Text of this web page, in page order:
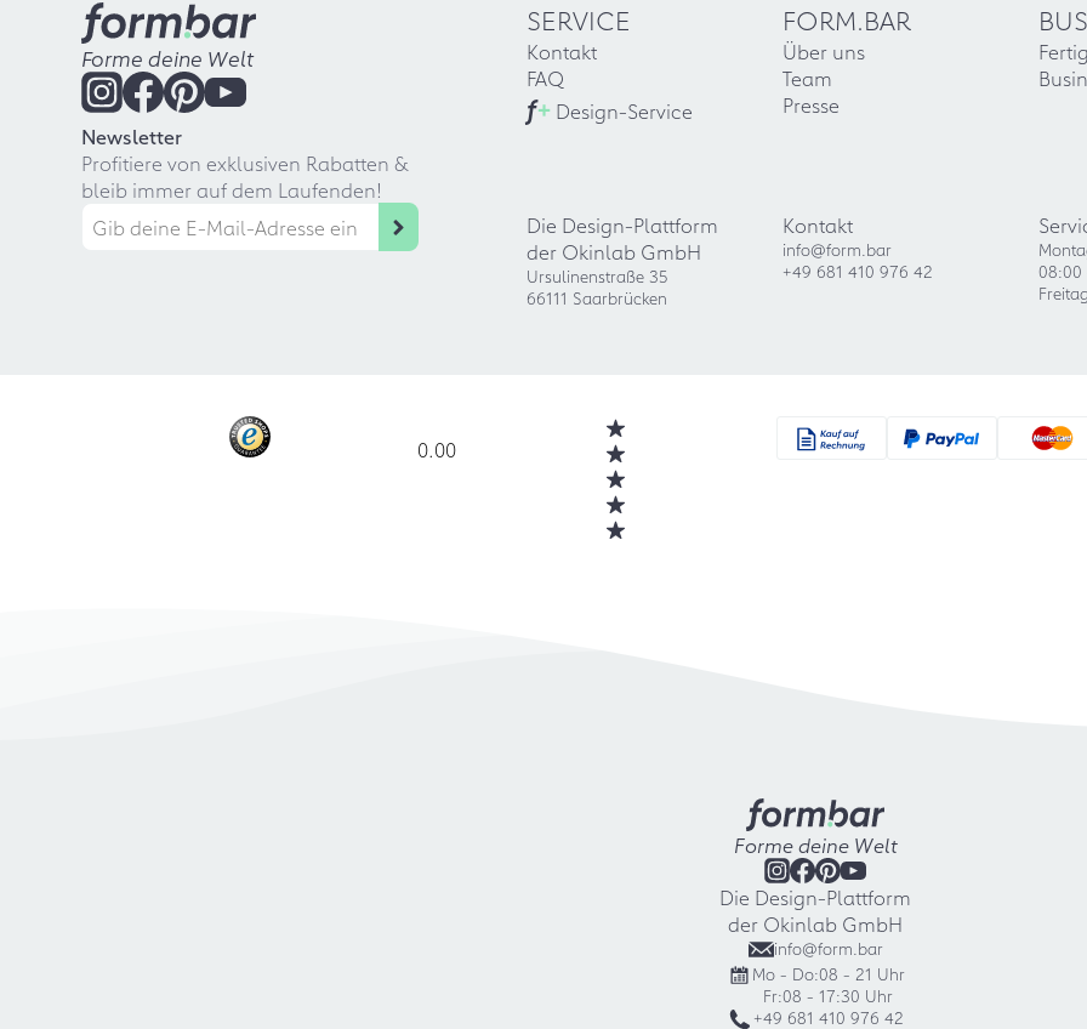
Forme deine Welt
Newsletter
Profitiere von exklusiven Rabatten &
bleib immer auf dem Laufenden!
SERVICE
Kontakt
FAQ
f+ Design-Service
FORM.BAR
Über uns
Team
Presse
Die Design-Plattform
der Okinlab GmbH
Ursulinenstraße 35
66111 Saarbrücken
Kontakt
info@form.bar
+49 681 410 976 42
08:00
0.00
Forme deine Welt
Die Design-Plattform
der Okinlab GmbH
info@form.bar
Mo - Do:08 - 21 Uhr
Fr:08 - 17:30 Uhr
+49 681 410 976 42